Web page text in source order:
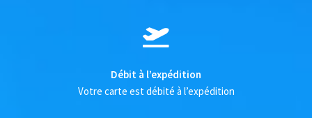
Débit à l’expédition
Votre carte est débité à l’expédition